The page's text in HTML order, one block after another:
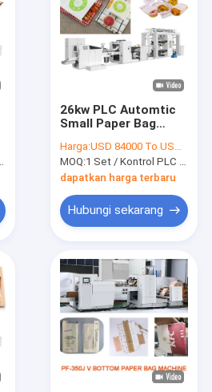
26kw PLC Automtic
Small Paper Bag
175mm-715mm
Panjang Pemotongan
Harga:USD 84000 To USD 100000 Per Set
MOQ:1 Set / Kontrol PLC Mesin Pembuat Kantong Kertas Kecil Sekali Pakai Otomatis
dapatkan harga terbaru
Hubungi sekarang